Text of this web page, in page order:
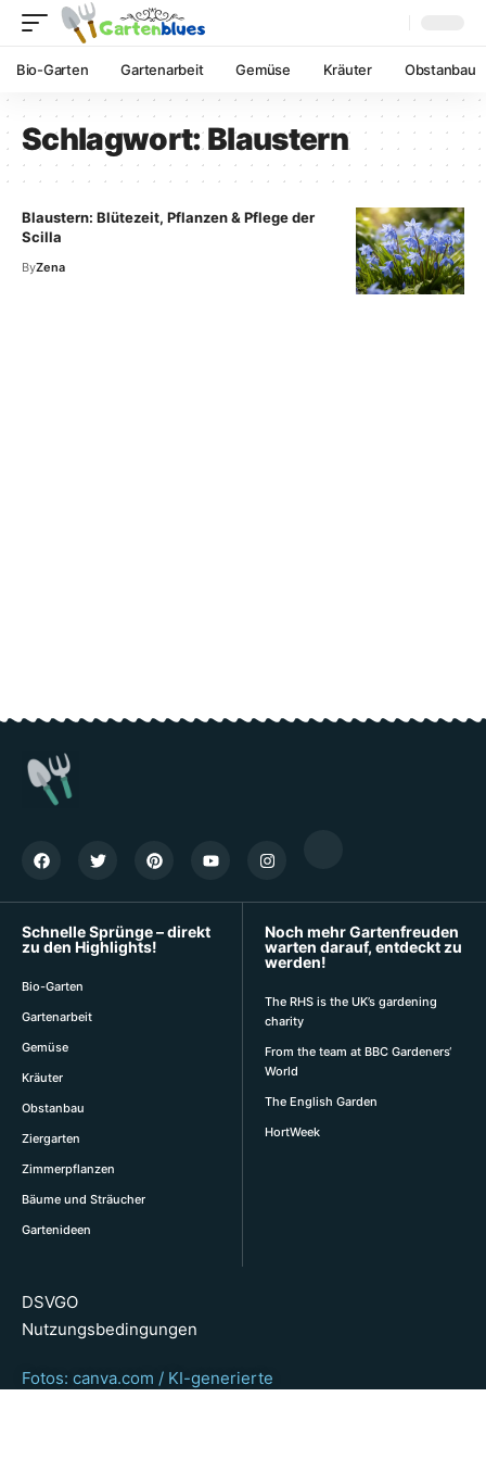
Bio-Garten Gartenarbeit Gemüse Kräuter Obstanbau
Schlagwort:Blaustern
Blaustern: Blütezeit, Pflanzen & Pflege der
Scilla
ByZena
Schnelle Sprünge – direkt
zu den Highlights!
Bio-Garten
Gartenarbeit
Gemüse
Kräuter
Obstanbau
Ziergarten
Zimmerpflanzen
Bäume und Sträucher
Gartenideen
Noch mehr Gartenfreuden
warten darauf, entdeckt zu
werden!
The RHS is the UK’s gardening
charity
From the team at BBC Gardeners‘
World
The English Garden
HortWeek
DSVGO
Nutzungsbedingungen
Fotos: canva.com / KI-generierte